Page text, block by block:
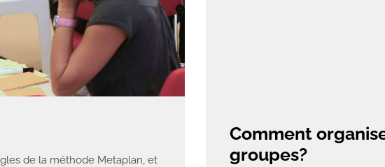
de la méthode Metaplan, et
Comment
groupes?